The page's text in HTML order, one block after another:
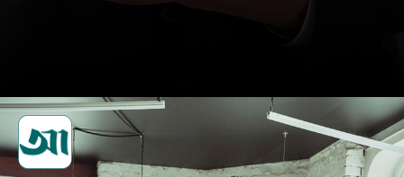
সময় ব্যবস্থাপনায় নজর দিন